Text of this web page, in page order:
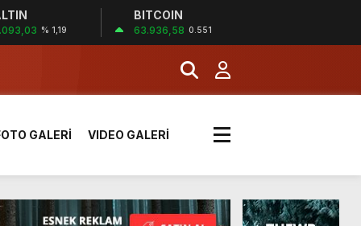
% 1,19
BITCOIN
63.936,58 0.551
yük kazaya neden oldu
paylaştı
GALERİ VIDEO GALERİ